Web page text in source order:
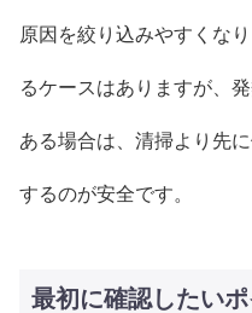
原因を絞り込みやすくな
るケースはありますが、
ある場合は、清掃より先
するのが安全です。
最初に確認したいポ